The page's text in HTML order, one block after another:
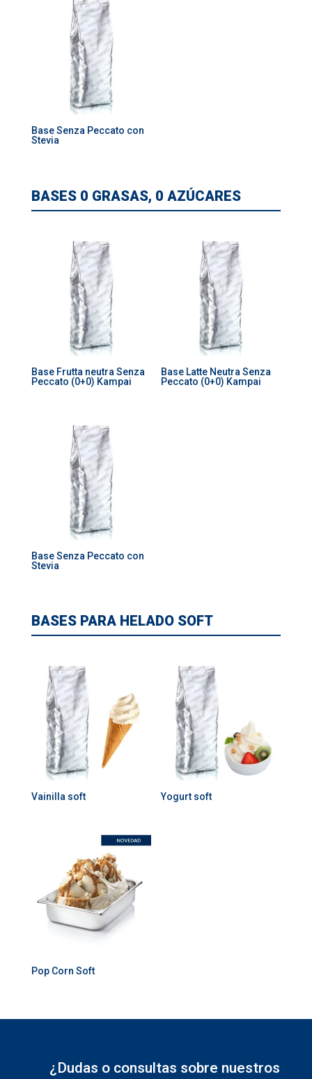
Base Senza Peccato con
Stevia
BASES 0 GRASAS, 0 AZÚCARES
Base Frutta neutra Senza
Peccato (0+0) Kampai
Base Latte Neutra Senza
Peccato (0+0) Kampai
Base Senza Peccato con
Stevia
BASES PARA HELADO SOFT
Vainilla soft Yogurt soft
Pop Corn Soft
¿Dudas o consultas sobre nuestros